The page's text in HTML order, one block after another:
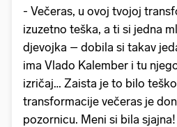
- Večeras, u ovoj tvojoj
izuzetno teška, a ti si jedna
djevojka – dobila si takav
ima Vlado Kalember i tu
izričaj… Zaista je to bilo
transformacije večeras je
pozornicu. Meni si bila